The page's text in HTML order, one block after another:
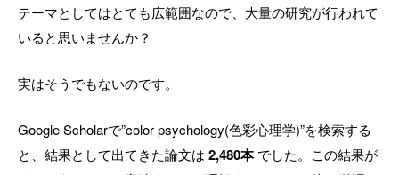
テーマとしてはとても広範囲なので、大量の研究が行われて
いると思いませんか？
実はそうでもないのです。
Google Scholarで”color psychology(色彩心理学)”を検索する
と、結果として出てきた論文は 2,480本でした。この結果が